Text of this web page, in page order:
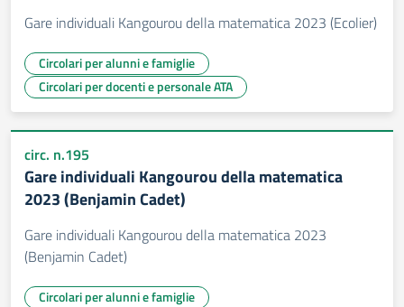
Gare individuali Kangourou della matematica 2023 (Ecolier)
Circolari per alunni e famiglie
Circolari per docenti e personale ATA
circ. n.195
Gare individuali Kangourou della matematica
2023 (Benjamin Cadet)
Gare individuali Kangourou della matematica 2023
(Benjamin Cadet)
Circolari per alunni e famiglie